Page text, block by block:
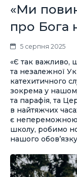
«Ми
про Бога
5 серпня 2025
«Є так важливо,
та незалежної
катехитичного
зокрема у
та парафія, та
в найтяжчих
є
школу, робимо
нашого